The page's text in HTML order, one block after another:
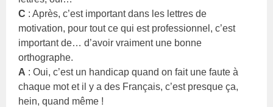
C : Après, c’est important dans les lettres de
motivation, pour tout ce qui est professionnel, c’est
important de… d’avoir vraiment une bonne
orthographe.
A : Oui, c’est un handicap quand on fait une faute à
chaque mot et il y a des Français, c’est presque ça,
hein, quand même !